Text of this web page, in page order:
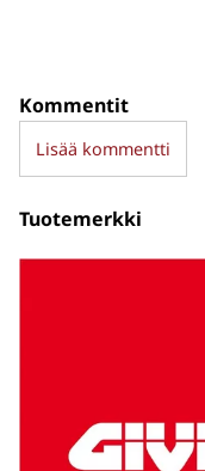
Kommentit
Lisää kommentti
Tuotemerkki